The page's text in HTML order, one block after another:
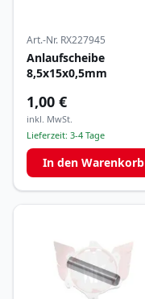
Art.-Nr. RX227945
Anlaufscheibe
8,5x15x0,5mm
1,00 €
inkl. MwSt.
Lieferzeit: 3-4 Tage
In den Warenkorb